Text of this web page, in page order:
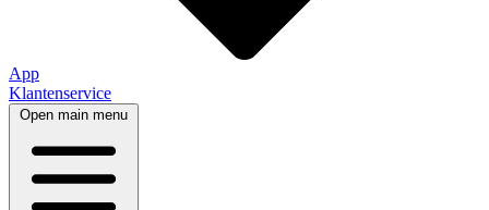
App
Klantenservice
Open main menu